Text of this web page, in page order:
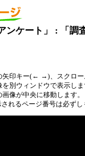
ンケート」 : 「
矢印キー(← →)、スクロ
別ウィンドウで表示し
像が中央に移動します。
れるページ番号は必ず